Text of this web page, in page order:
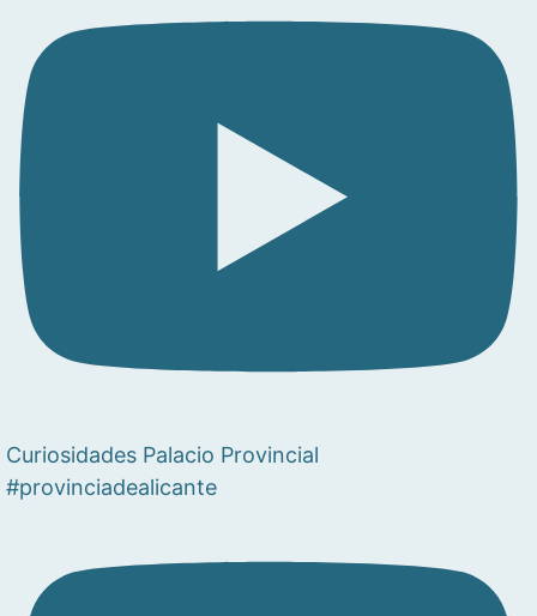
Curiosidades Palacio Provincial
#provinciadealicante